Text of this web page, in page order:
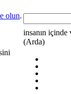
olun.
insanın içinde
(Arda)